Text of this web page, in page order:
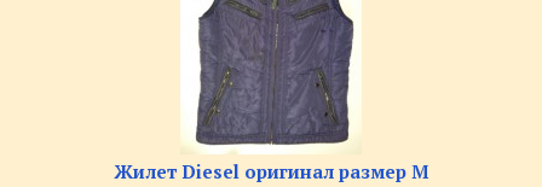
Жилет Diesel оригинал размер M